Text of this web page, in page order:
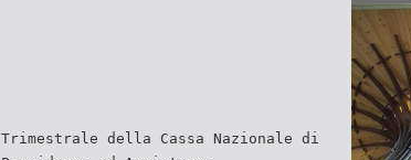
Trimestrale della Cassa Nazionale di